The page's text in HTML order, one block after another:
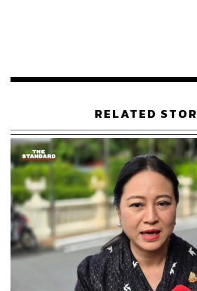
(National Referral Mechanism:
สู่กระบวนการ NRM 18 คน, เข้
พิษณุโลก 1 คน และสถานคุ้มครอ
คน
ศูนย์สั่งการชายแดนไทยกับประเทศเพื่
จังหวัดตาก ยืนยันว่าทุกคนได้รับการคั
ด้านความมั่นคงและสาธารณสุข เพื่อ
ประเทศและประชาชนในพื้นที่ โดยอยู่ภ
หน้าที่ตรวจคนเข้าเมือง หน่วยเฉพาะกิ
ความมั่นคงในพื้นที่ชายแดนจังหวัดตา
RELATED